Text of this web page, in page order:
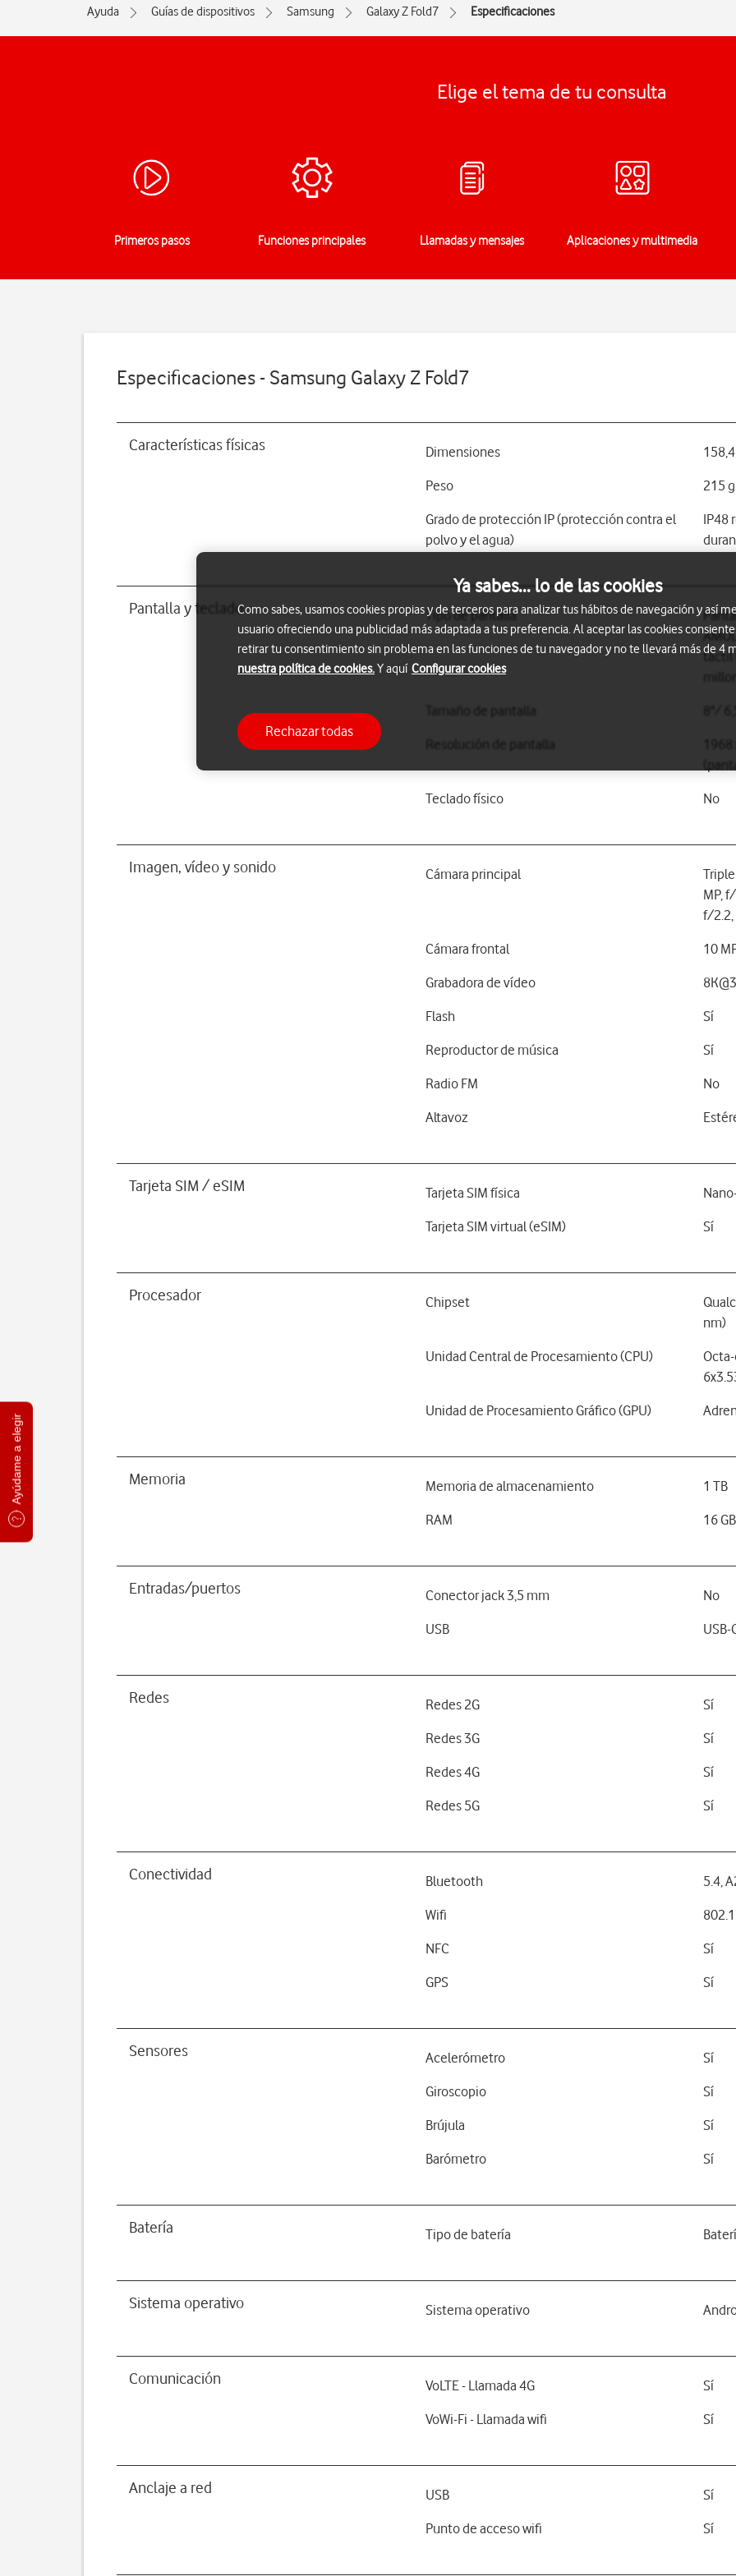
Ayúdame a elegir
Ayuda Guías de dispositivos Samsung Galaxy Z Fold7 Especificaciones
Elige el tema de tu consulta
Primeros pasos Funciones principales Llamadas y mensajes Aplicaciones y multimedia
Especificaciones - Samsung Galaxy Z Fold7
Características físicas Dimensiones
Peso 215 g
Grado de protección IP (protección contra el
polvo y el agua)
IP48
Pantalla y teclado Tipo de pantalla
táctil
8"/
Teclado físico No
Imagen, vídeo y sonido Cámara principal
MP,
f/2.2,
Cámara frontal 10
Grabadora de vídeo
Flash Sí
Reproductor de música Sí
Radio FM No
Altavoz
Tarjeta SIM / eSIM Tarjeta SIM física
Tarjeta SIM virtual (eSIM) Sí
Procesador Chipset
nm)
Unidad Central de Procesamiento (CPU)
Unidad de Procesamiento Gráfico (GPU)
Memoria Memoria de almacenamiento 1 TB
RAM 16 GB
Entradas/puertos Conector jack 3,5 mm No
USB USB-
Redes Redes 2G Sí
Redes 3G Sí
Redes 4G Sí
Redes 5G Sí
Conectividad Bluetooth 5.4,
Wifi
NFC Sí
GPS Sí
Sensores Acelerómetro Sí
Giroscopio Sí
Brújula Sí
Barómetro Sí
Batería Tipo de batería
Sistema operativo Sistema operativo
Comunicación VoLTE - Llamada 4G Sí
VoWi-Fi - Llamada wifi Sí
Anclaje a red USB Sí
Punto de acceso wifi Sí
Ya sabes... lo de las cookies
Como sabes, usamos cookies propias y de terceros para analizar tus hábitos de navegación y así
usuario ofreciendo una publicidad más adaptada a tus preferencia. Al aceptar las cookies
retirar tu consentimiento sin problema en las funciones de tu navegador y no te llevará más de 4
nuestra política de cookies.Y aquí Configurar cookies
Rechazar todas